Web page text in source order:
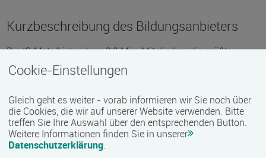
Kurzbeschreibung des Bildungsanbieters
Die IG Metall ist mit ca. 2,2 Mio. Mitgliedern die größte
Gewerkschaft in Europa. Sie schließt Tarifverträge
insbesondere für die Beschäftigten in der Metall- und
Elektroindustrie, der Eisen- und Stahl erzeugende Industrie
und im Metallhandwerk sowie für die Textil- und
Bekleidungswirtschaft und für die Holz- und
Kunststoffverarbeitung. Die IG Metall bietet für die Mitglieder
der betrieblichen Interessenvertretungen sowie für
Cookie-Einstellungen
Gleich geht es weiter - vorab informieren wir Sie noch über
die Cookies, die wir auf unserer Website verwenden. Bitte
treffen Sie Ihre Auswahl über den entsprechenden Button.
Weitere Informationen finden Sie in unserer
Datenschutzerklärung.